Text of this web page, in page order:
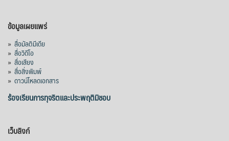
ข้อมูลเผยแพร่
» สื่อมัลติมีเดีย
» สื่อวิดีโอ
» สื่อเสียง
» สื่อสิ่งพิมพ์
» ดาวน์โหลดเอกสาร
ร้องเรียนการทุจริตและประพฤติมิชอบ
เว็บลิงก์